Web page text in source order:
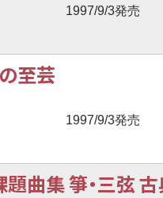
1997/9/3発売
至芸
1997/9/3発売
曲集 箏・三弦 古